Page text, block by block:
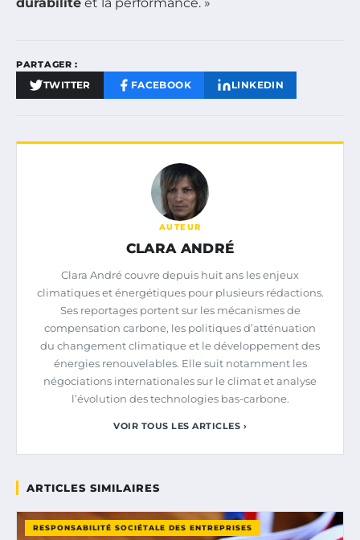
PARTAGER :
TWITTER FACEBOOK LINKEDIN
AUTEUR
CLARA ANDRÉ
Clara André couvre depuis huit ans les enjeux
climatiques et énergétiques pour plusieurs rédactions.
Ses reportages portent sur les mécanismes de
compensation carbone, les politiques d’atténuation
du changement climatique et le développement des
énergies renouvelables. Elle suit notamment les
négociations internationales sur le climat et analyse
l’évolution des technologies bas-carbone.
VOIR TOUS LES ARTICLES ›
ARTICLES SIMILAIRES
RESPONSABILITÉ SOCIÉTALE DES ENTREPRISES